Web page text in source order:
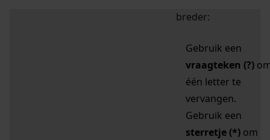
breder:
Gebruik een
vraagteken (?)
één letter te
vervangen.
Gebruik een
sterretje (*) om